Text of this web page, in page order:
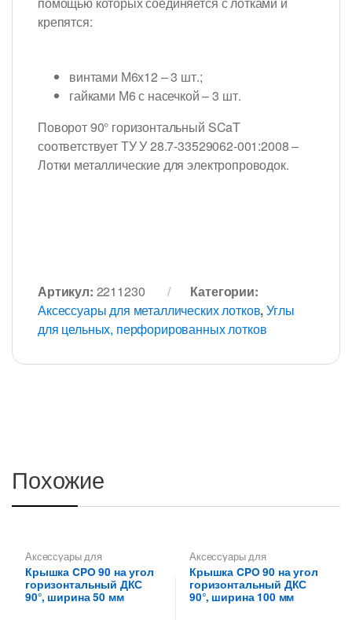
крепятся:
винтами М6х12 – 3 шт.;
гайками М6 с насечкой – 3 шт.
Поворот 90° горизонтальный SCaT
соответствует ТУ У 28.7-33529062-001:2008 –
Лотки металлические для электропроводок.
Артикул: 2211230
Категории:
Аксессуары для металлических лотков,Углы
для цельных, перфорированных лотков
Похожие
Аксессуары для
металлических лотков
Крышки на повороты,
ответвители
Крышка CPO 90 на угол
горизонтальный ДКС
90°, ширина 50 мм
Аксессуары для
металлических лотков
Крышки на повороты,
ответвители
Крышка CPO 90 на угол
горизонтальный ДКС
90°, ширина 100 мм